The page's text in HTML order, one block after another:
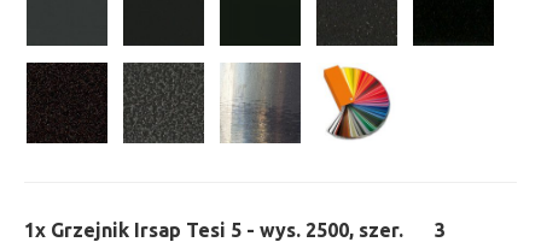
1x Grzejnik Irsap Tesi 5 - wys. 2500, szer.
3